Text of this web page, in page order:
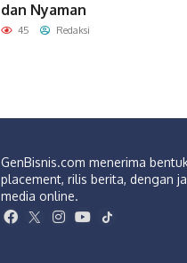
dan Nyaman
45 Redaksi
GenBisnis.com menerima
placement, rilis berita, dengan
media online.